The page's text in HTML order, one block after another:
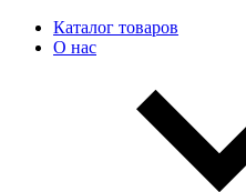
Каталог товаров
О нас